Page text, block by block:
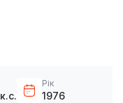
Рік
1976